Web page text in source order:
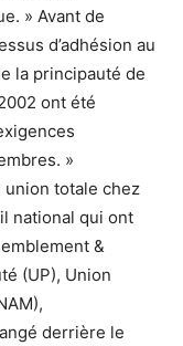
» Avant de
d’adhésion au
la principauté de
ont été
»
union totale chez
national qui ont
&
(UP), Union
derrière le